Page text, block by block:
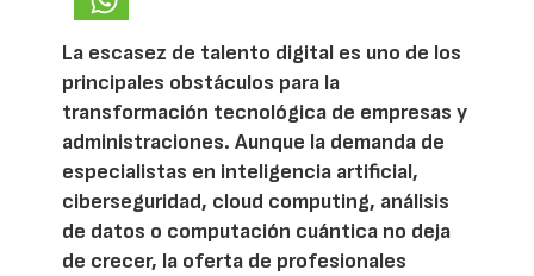
La escasez de talento digital es uno de los
principales obstáculos para la
transformación tecnológica de empresas y
administraciones. Aunque la demanda de
especialistas en inteligencia artificial,
ciberseguridad, cloud computing, análisis
de datos o computación cuántica no deja
de crecer, la oferta de profesionales